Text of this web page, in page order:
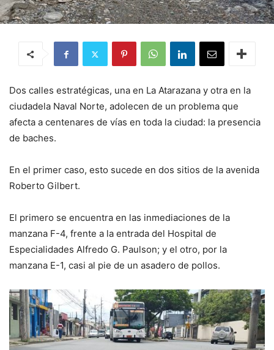
Dos calles estratégicas, una en La Atarazana y otra en la
ciudadela Naval Norte, adolecen de un problema que
afecta a centenares de vías en toda la ciudad: la presencia
de baches.
En el primer caso, esto sucede en dos sitios de la avenida
Roberto Gilbert.
El primero se encuentra en las inmediaciones de la
manzana F-4, frente a la entrada del Hospital de
Especialidades Alfredo G. Paulson; y el otro, por la
manzana E-1, casi al pie de un asadero de pollos.